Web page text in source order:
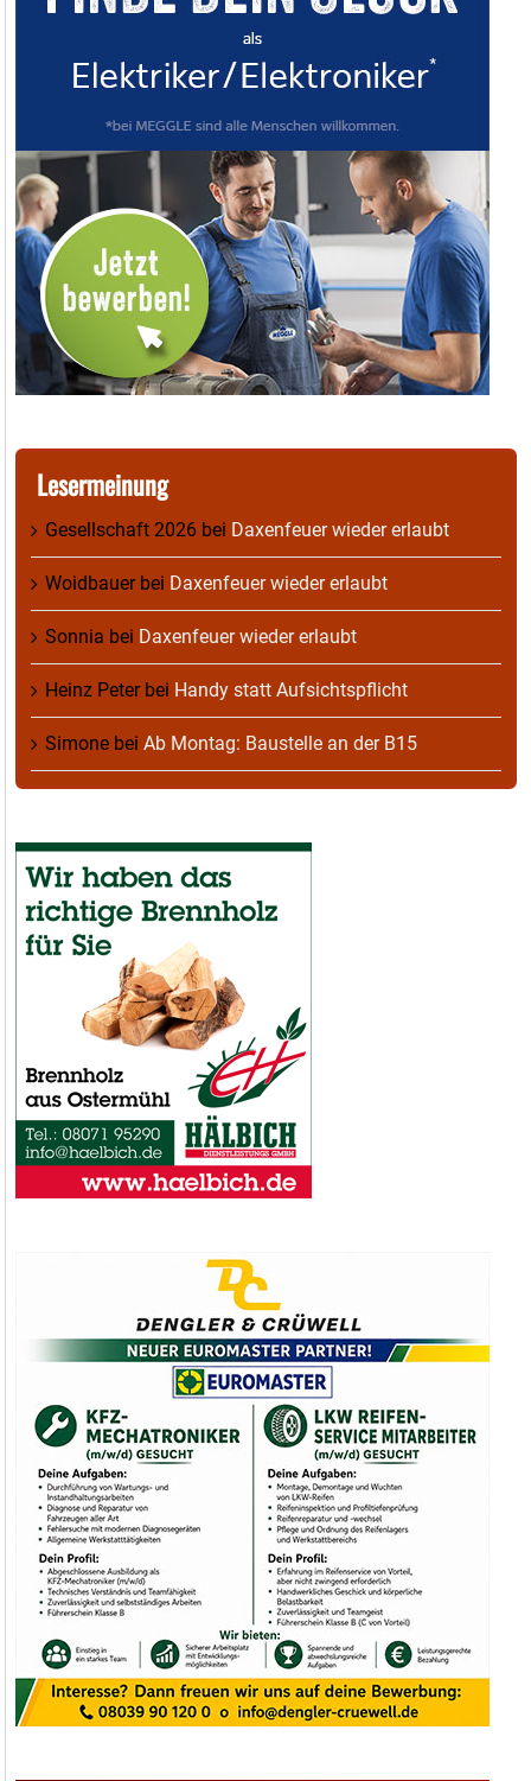
Lesermeinung
Gesellschaft 2026 bei Daxenfeuer wieder erlaubt
Woidbauerbei Daxenfeuer wieder erlaubt
Sonnia bei Daxenfeuer wieder erlaubt
Heinz Peterbei Handy statt Aufsichtspflicht
Simone bei Ab Montag: Baustelle an der B15